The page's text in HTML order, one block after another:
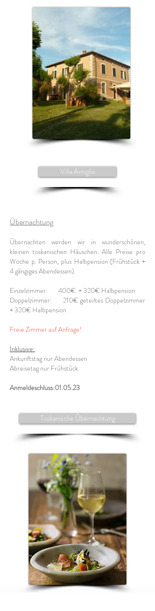
Villa Antiglia
Übernachtung
Übernachten werden wir in wunderschönen,
kleinen toskanischen Häuschen. Alle Preise pro
Woche p. Person, plus Halbpension (Frühstück +
4 gängiges Abendessen)
Einzelzimmer: 400€ + 320€ Halbpension
Doppelzimmer: 210€ geteiltes Doppelzimmer
+ 320€ Halbpension
Freie Zimmer auf Anfrage!
Inklusive:
Ankunftstag nur Abendessen
Abreisetag nur Frühstück
Anmeldeschluss:01.05.23
Toskanische Übernachtung